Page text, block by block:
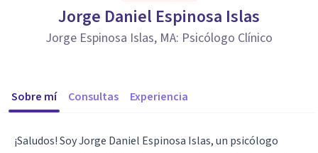
Jorge Daniel Espinosa Islas
Jorge Espinosa Islas, MA: Psicólogo Clínico
Sobre mí Consultas Experiencia
¡Saludos! Soy Jorge Daniel Espinosa Islas, un psicólogo